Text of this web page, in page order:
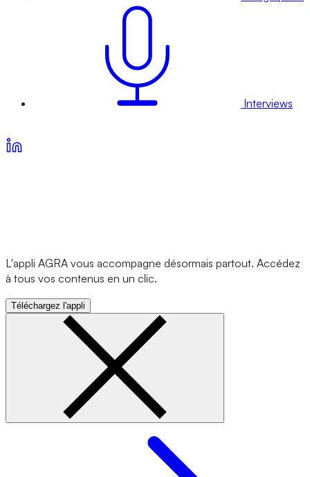
Interviews
L'appli AGRA vous accompagne désormais partout. Accédez
à tous vos contenus en un clic.
Téléchargez l'appli